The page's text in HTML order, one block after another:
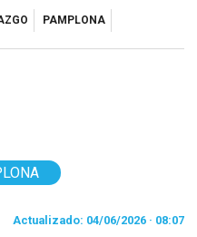
PAMPLONA
Actualizado: 04/06/2026 · 08:07